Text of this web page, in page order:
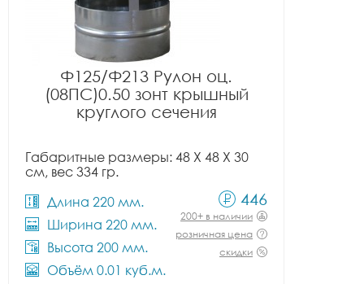
Ф125/Ф213 Рулон оц.
(08ПС)0.50 зонт крышный
круглого сечения
Габаритные размеры: 48 X 48 X 30
см, вес 334 гр.
Длина 220 мм.
Ширина 220 мм.
Высота 200 мм.
Объём 0.01 куб.м.
446
200+ в наличии
розничная цена
скидки